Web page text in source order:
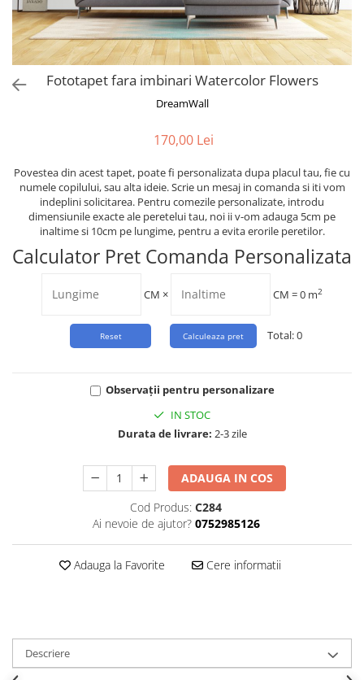
Watercolor
Fototapet fara imbinari Watercolor Flowers
DreamWall
170,00 Lei
Povestea din acest tapet, poate fi personalizata dupa placul tau, fie cu
numele copilului, sau alta ideie. Scrie un mesaj in comanda si iti vom
indeplini solicitarea. Pentru comezile personalizate, introdu
dimensiunile exacte ale peretelui tau, noi ii v-om adauga 5cm pe
inaltime si 10cm pe lungime, pentru a evita erorile peretilor.
Calculator Pret Comanda Personalizata
CM × CM =0 m2
Total:0
Observații pentru personalizare
IN STOC
Durata de livrare: 2-3 zile
ADAUGA IN COS
Cod Produs: C284
Ai nevoie de ajutor? 0752985126
Adauga la Favorite Cere informatii
Descriere